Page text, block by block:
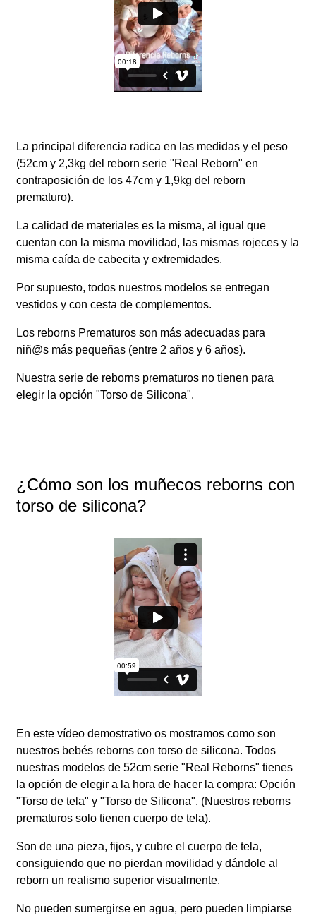
La principal diferencia radica en las medidas y el peso
(52cm y 2,3kg del reborn serie "Real Reborn" en
contraposición de los 47cm y 1,9kg del reborn
prematuro).
La calidad de materiales es la misma, al igual que
cuentan con la misma movilidad, las mismas rojeces y la
misma caída de cabecita y extremidades.
Por supuesto, todos nuestros modelos se entregan
vestidos y con cesta de complementos.
Los reborns Prematuros son más adecuadas para
niñ@s más pequeñas (entre 2 años y 6 años).
Nuestra serie de reborns prematuros no tienen para
elegir la opción "Torso de Silicona".
¿Cómo son los muñecos reborns con
torso de silicona?
En este vídeo demostrativo os mostramos como son
nuestros bebés reborns con torso de silicona. Todos
nuestras modelos de 52cm serie "Real Reborns" tienes
la opción de elegir a la hora de hacer la compra: Opción
"Torso de tela" y "Torso de Silicona". (Nuestros reborns
prematuros solo tienen cuerpo de tela).
Son de una pieza, fijos, y cubre el cuerpo de tela,
consiguiendo que no pierdan movilidad y dándole al
reborn un realismo superior visualmente.
No pueden sumergirse en agua, pero pueden limpiarse